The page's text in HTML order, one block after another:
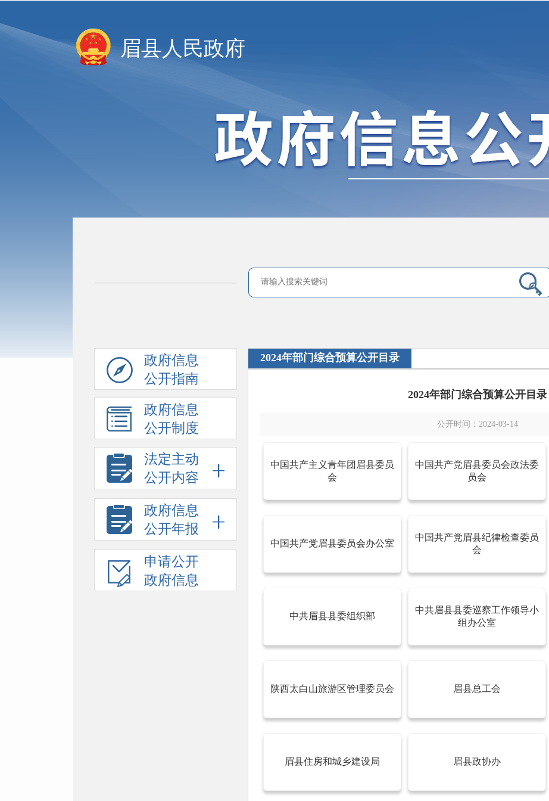
眉县人民政府
政府信息
公开指南
政府信息
公开制度
法定主动
公开内容
政府信息
公开年报
申请公开
政府信息
2024年部门综合预算公开目录
2024年部门综合预算公开目录
公开时间：2024-03-14
中国共产主义青年团眉县委员
会
中国共产党眉县委员会政法委
员会
中国共产党眉县委员会办公室
中国共产党眉县纪律检查委员
会
中共眉县县委组织部
中共眉县县委巡察工作领导小
组办公室
陕西太白山旅游区管理委员会 眉县总工会
眉县住房和城乡建设局 眉县政协办